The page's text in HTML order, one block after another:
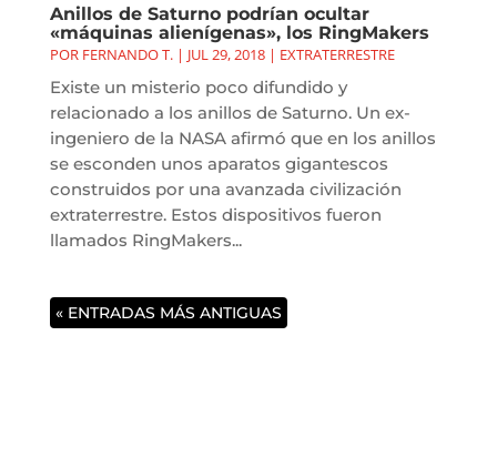
Anillos de Saturno podrían ocultar
«máquinas alienígenas», los RingMakers
POR FERNANDO T.| JUL 29, 2018| EXTRATERRESTRE
Existe un misterio poco difundido y
relacionado a los anillos de Saturno. Un ex-
ingeniero de la NASA afirmó que en los anillos
se esconden unos aparatos gigantescos
construidos por una avanzada civilización
extraterrestre. Estos dispositivos fueron
llamados RingMakers...
« ENTRADAS MÁS ANTIGUAS